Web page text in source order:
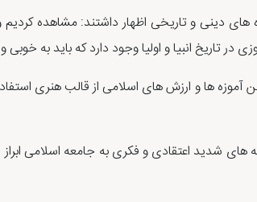
های دینی و تاریخی اظهار داشتند: مشاهده
تاریخ انبیا و اولیا وجود دارد که باید به خوبی و
آموزه ها و ارزش های اسلامی از قالب هنری
شدید اعتقادی و فکری به جامعه اسلامی